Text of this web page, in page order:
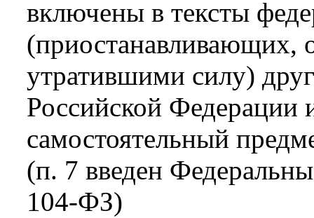
включены в тексты
утратившими силу)
Российской Федерации
самостоятельный
(п. 7 введен
104-ФЗ)